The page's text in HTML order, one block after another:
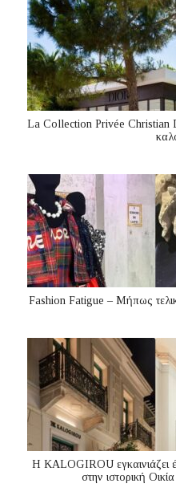
La Collection Privée Christian
Fashion Fatigue – Μήπως
Η KALOGIROU εγκαινιάζει
στην ιστορική